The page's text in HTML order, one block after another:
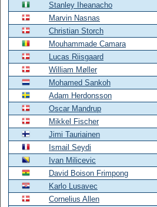
Stanley Iheanacho
Marvin Nasnas
Christian Storch
Mouhammade Camara
Lucas Riisgaard
William Møller
Mohamed Sankoh
Adam Herdonsson
Oscar Mandrup
Mikkel Fischer
Jimi Tauriainen
Ismail Seydi
Ivan Milicevic
David Boison Frimpong
Karlo Lusavec
Cornelius Allen